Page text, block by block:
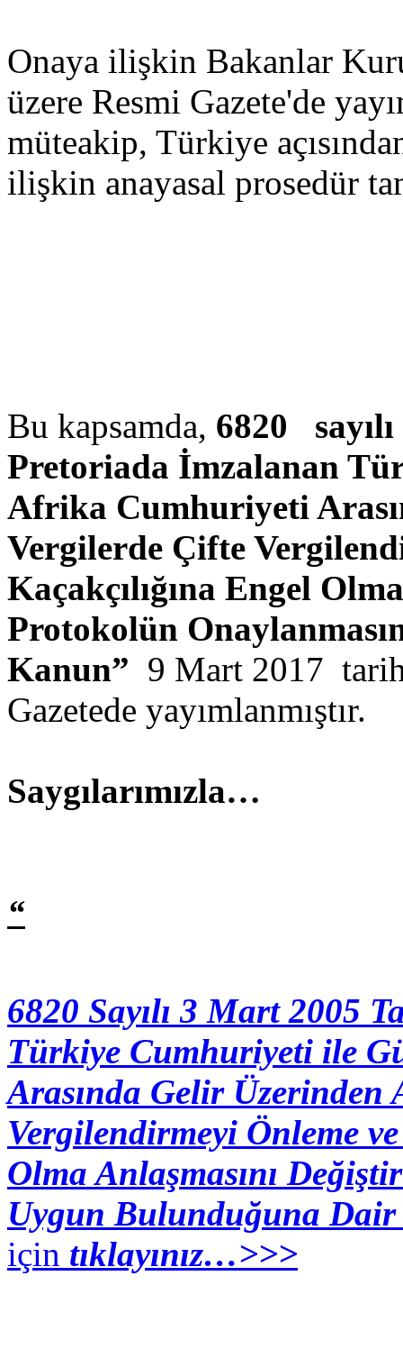
Onaya ilişkin Bakanlar
üzere Resmi Gazete'de
müteakip, Türkiye
ilişkin anayasal prosedür
Bu kapsamda, 6820
Pretoriada İmzalanan
Afrika Cumhuriyeti
Vergilerde Çifte
Kaçakçılığına Engel
Protokolün
Kanun” 9 Mart 2017
Gazetede yayımlanmıştır.
Saygılarımızla…
“
6820 Sayılı 3 Mart 2005
Türkiye Cumhuriyeti ile
Arasında Gelir Üzerinden
Vergilendirmeyi Önleme
Olma Anlaşmasını
Uygun Bulunduğuna
için tıklayınız…>>>